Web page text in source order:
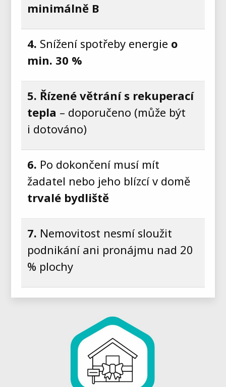
minimálně B
4. Snížení spotřeby energie o
min. 30 %
5. Řízené větrání s rekuperací
tepla – doporučeno (může být
i dotováno)
6. Po dokončení musí mít
žadatel nebo jeho blízcí v domě
trvalé bydliště
7. Nemovitost nesmí sloužit
podnikání ani pronájmu nad 20
% plochy